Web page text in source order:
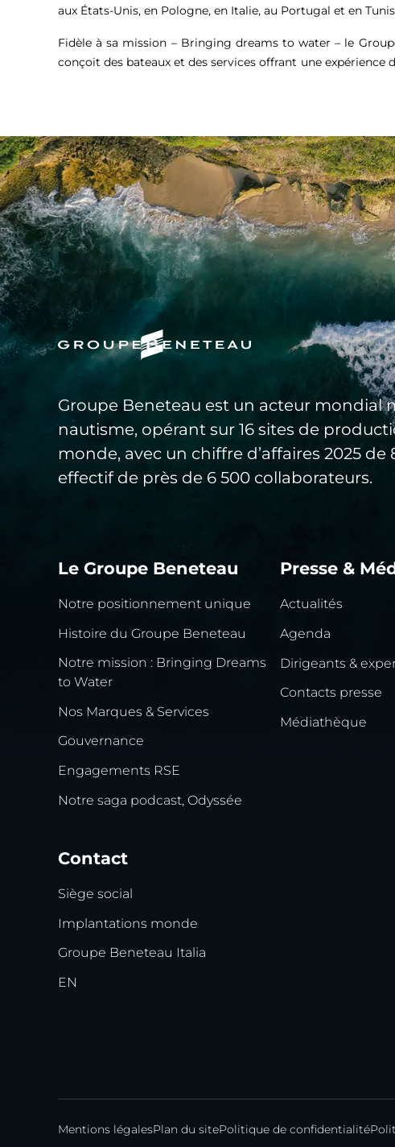
aux États-Unis, en Pologne, en Italie, au Portugal et en
Fidèle à sa mission – Bringing dreams to water – le
conçoit des bateaux et des services offrant une expérience
Groupe Beneteau est un acteur mondial
nautisme, opérant sur 16 sites de
monde, avec un chiffre d’affaires 2025
effectif de près de 6 500 collaborateurs.
Le Groupe Beneteau
Notre positionnement unique
Histoire du Groupe Beneteau
Notre mission : Bringing Dreams
to Water
Nos Marques & Services
Gouvernance
Engagements RSE
Notre saga podcast, Odyssée
Presse &
Actualités
Agenda
Dirigeants &
Contacts presse
Médiathèque
Contact
Siège social
Implantations monde
Groupe Beneteau Italia
EN
Mentions légalesPlan du sitePolitique de confidentialité